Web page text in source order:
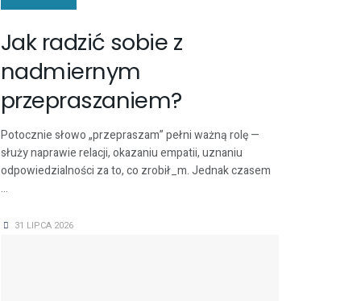
Jak radzić sobie z
nadmiernym
przepraszaniem?
Potocznie słowo „przepraszam” pełni ważną rolę —
służy naprawie relacji, okazaniu empatii, uznaniu
odpowiedzialności za to, co zrobił_m. Jednak czasem
...
31 LIPCA 2026